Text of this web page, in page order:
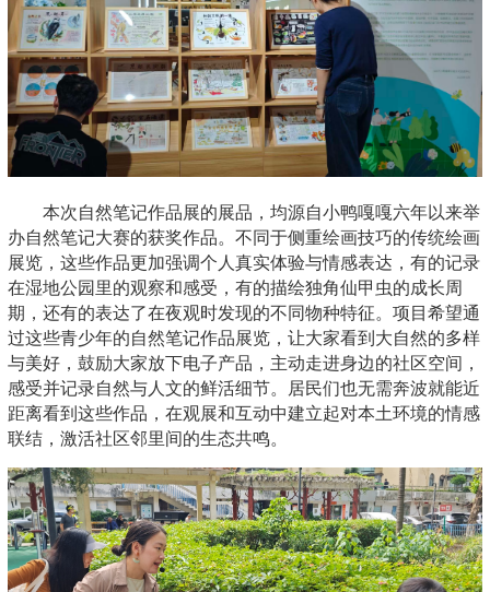
本次自然笔记作品展的展品，均源自小鸭嘎嘎六年以来举
办自然笔记大赛的获奖作品。不同于侧重绘画技巧的传统绘画
展览，这些作品更加强调个人真实体验与情感表达，有的记录
在湿地公园里的观察和感受，有的描绘独角仙甲虫的成长周
期，还有的表达了在夜观时发现的不同物种特征。项目希望通
过这些青少年的自然笔记作品展览，让大家看到大自然的多样
与美好，鼓励大家放下电子产品，主动走进身边的社区空间，
感受并记录自然与人文的鲜活细节。居民们也无需奔波就能近
距离看到这些作品，在观展和互动中建立起对本土环境的情感
联结，激活社区邻里间的生态共鸣。